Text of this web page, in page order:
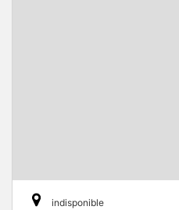
indisponible